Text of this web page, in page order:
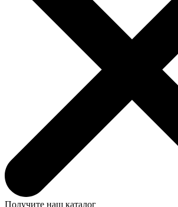
Получите наш каталог